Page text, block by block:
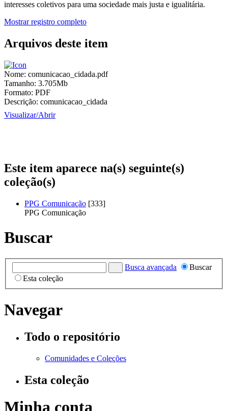
interesses coletivos para uma sociedade mais justa e igualitária.
Mostrar registro completo
Arquivos deste item
Nome: comunicacao_cidada.pdf
Tamanho: 3.705Mb
Formato: PDF
Descrição: comunicacao_cidada
Visualizar/Abrir
Este item aparece na(s) seguinte(s)
coleção(s)
PPG Comunicação [333]
PPG Comunicação
Buscar
Busca avançada
Buscar
Esta coleção
Navegar
Todo o repositório
Comunidades e Coleções
Esta coleção
Minha conta